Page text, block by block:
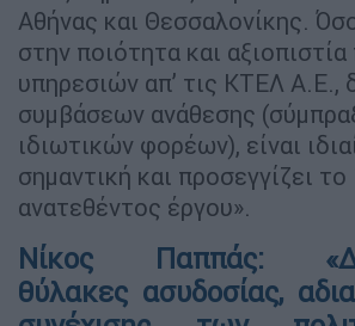
Αθήνας και Θεσσαλονίκης.
στην ποιότητα και
υπηρεσιών απ’ τις ΚΤΕΛ Α.Ε.,
συμβάσεων ανάθεσης
ιδιωτικών φορέων), είναι
σημαντική και προσεγγίζει
ανατεθέντος έργου».
Νίκος Παππάς:
θύλακες ασυδοσίας,